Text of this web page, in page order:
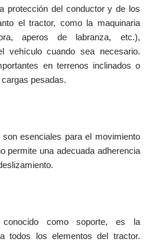
protección del conductor y de los
el tractor, como la maquinaria
aperos de labranza, etc.),
vehículo cuando sea necesario.
en terrenos inclinados o
pesadas.
esenciales para el movimiento
permite una adecuada adherencia
como soporte, es la
todos los elementos del tractor.